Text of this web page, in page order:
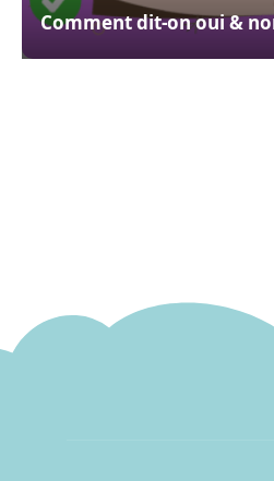
Comment dit-on oui &